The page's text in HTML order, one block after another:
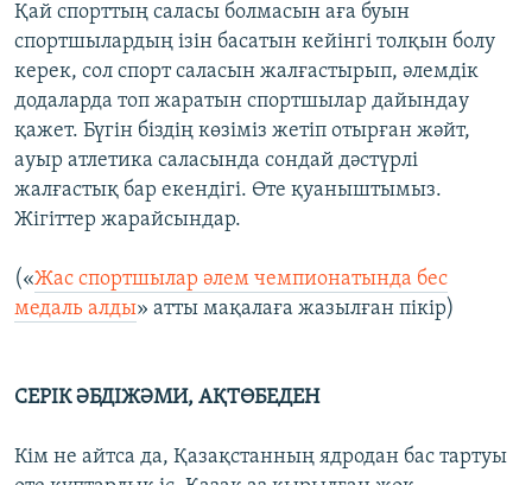
Қай спорттың саласы болмасын аға буын
спортшылардың ізін басатын кейінгі толқын болу
керек, сол спорт саласын жалғастырып, әлемдік
додаларда топ жаратын спортшылар дайындау
қажет. Бүгін біздің көзіміз жетіп отырған жәйт,
ауыр атлетика саласында сондай дәстүрлі
жалғастық бар екендігі. Өте қуаныштымыз.
Жігіттер жарайсындар.
(«Жас спортшылар әлем чемпионатында бес
медаль алды» атты мақалаға жазылған пікір)
СЕРІК ӘБДІЖӘМИ, АҚТӨБЕДЕН
Кім не айтса да, Қазақстанның ядродан бас тартуы